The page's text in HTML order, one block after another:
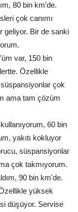
80 bin km'de.
çok canımı
geliyor. Bir de sanki
var, 150 bin
Özellikle
çok
ama tam çözüm
60 bin
yakıtı kokluyor
süspansiyonlar
çok takmıyorum.
90 bin km'de.
yüksek
düşüyor. Servise